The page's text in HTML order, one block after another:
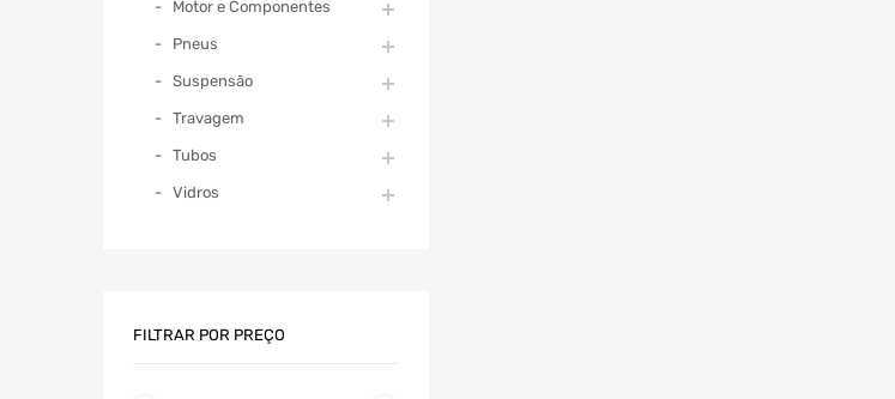
Motor e Componentes
Pneus
Suspensão
Travagem
Tubos
Vidros
FILTRAR POR PREÇO